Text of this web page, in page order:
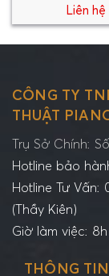
Liên hệ
CÔNG TY
THUẬT
Trụ Sở Chính:
Hotline bảo
Hotline Tư Vấn:
(Thầy Kiên)
Giờ làm việc:
THÔNG